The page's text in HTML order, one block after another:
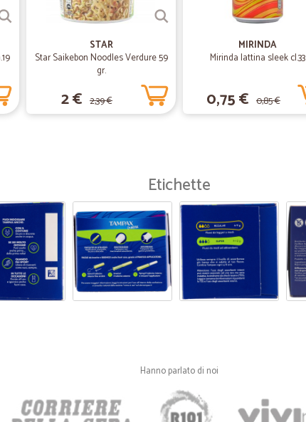
STAR
Star Saikebon Noodles Verdure 59
gr.
2 € 2,39 €
MIRINDA
Mirinda lattina sleek cl.33
0,75 € 0,85 €
Etichette
Hanno parlato di noi